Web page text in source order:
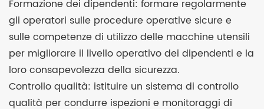
Formazione dei dipendenti: formare regolarmente
gli operatori sulle procedure operative sicure e
sulle competenze di utilizzo delle macchine utensili
per migliorare il livello operativo dei dipendenti e la
loro consapevolezza della sicurezza.
Controllo qualità: istituire un sistema di controllo
qualità per condurre ispezioni e monitoraggi di